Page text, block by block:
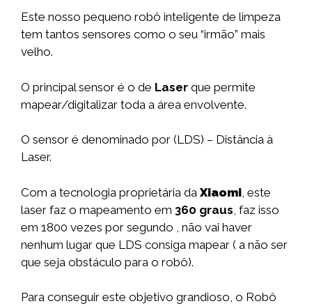
Este nosso pequeno robô inteligente de limpeza
tem tantos sensores como o seu “irmão” mais
velho.
O principal sensor é o de Laser que permite
mapear/digitalizar toda a área envolvente.
O sensor é denominado por (LDS) – Distância à
Laser.
Com a tecnologia proprietária da Xiaomi , este
laser faz o mapeamento em 360 graus , faz isso
em 1800 vezes por segundo , não vai haver
nenhum lugar que LDS consiga mapear ( a não ser
que seja obstáculo para o robô).
Para conseguir este objetivo grandioso, o Robô